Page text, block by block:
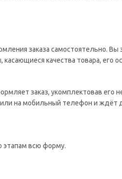
заказа самостоятельно.
качества товара, его
заказ, укомплектовав
на мобильный телефон и ждёт
этапам всю форму.